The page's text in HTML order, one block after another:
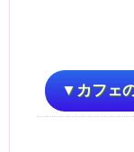
▼カフェ